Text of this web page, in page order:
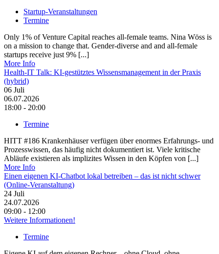
Startup-Veranstaltungen
Termine
Only 1% of Venture Capital reaches all-female teams. Nina Wöss is
on a mission to change that. Gender-diverse and and all-female
startups receive just 9% [...]
More Info
Health-IT Talk: KI-gestütztes Wissensmanagement in der Praxis
(hybrid)
06 Juli
06.07.2026
18:00 - 20:00
Termine
HITT #186 Krankenhäuser verfügen über enormes Erfahrungs- und
Prozesswissen, das häufig nicht dokumentiert ist. Viele kritische
Abläufe existieren als implizites Wissen in den Köpfen von [...]
More Info
Einen eigenen KI-Chatbot lokal betreiben – das ist nicht schwer
(Online-Veranstaltung)
24 Juli
24.07.2026
09:00 - 12:00
Weitere Informationen!
Termine